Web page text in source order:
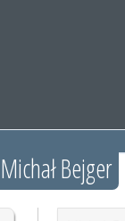
Michał Bejger